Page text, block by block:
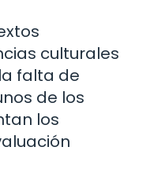
culturales
falta de
de los
los